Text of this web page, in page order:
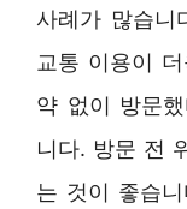
사례가 많습니
교통 이용이
약 없이 방문
니다. 방문 전
는 것이 좋습